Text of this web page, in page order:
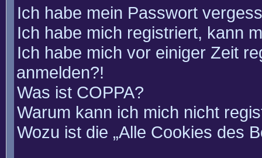
Ich habe mein Passwort
Ich habe mich registriert, kann
Ich habe mich vor einiger Zeit
anmelden?!
Was ist COPPA?
Warum kann ich mich nicht
Wozu ist die „Alle Cookies des